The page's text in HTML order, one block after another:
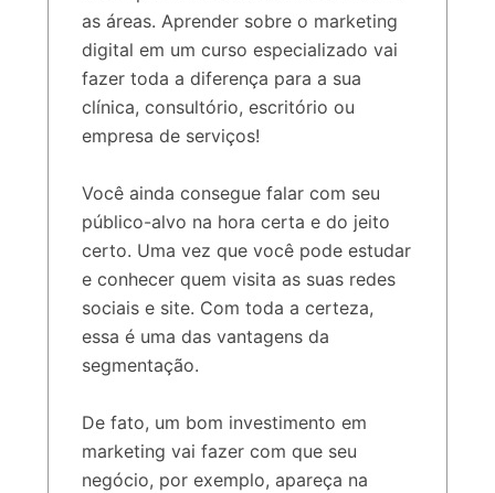
as áreas. Aprender sobre o marketing
digital em um curso especializado vai
fazer toda a diferença para a sua
clínica, consultório, escritório ou
empresa de serviços!
Você ainda consegue falar com seu
público-alvo na hora certa e do jeito
certo. Uma vez que você pode estudar
e conhecer quem visita as suas redes
sociais e site. Com toda a certeza,
essa é uma das vantagens da
segmentação.
De fato, um bom investimento em
marketing vai fazer com que seu
negócio, por exemplo, apareça na